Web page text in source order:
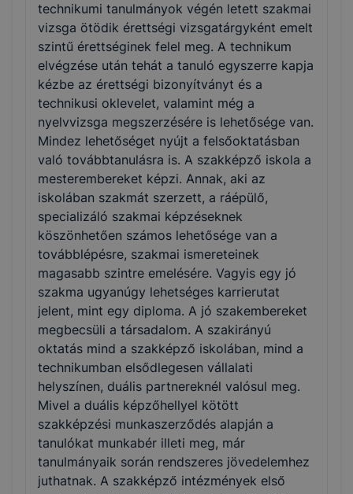
technikumi tanulmányok végén letett szakmai
vizsga ötödik érettségi vizsgatárgyként emelt
szintű érettséginek felel meg. A technikum
elvégzése után tehát a tanuló egyszerre kapja
kézbe az érettségi bizonyítványt és a
technikusi oklevelet, valamint még a
nyelvvizsga megszerzésére is lehetősége van.
Mindez lehetőséget nyújt a felsőoktatásban
való továbbtanulásra is. A szakképző iskola a
mesterembereket képzi. Annak, aki az
iskolában szakmát szerzett, a ráépülő,
specializáló szakmai képzéseknek
köszönhetően számos lehetősége van a
továbblépésre, szakmai ismereteinek
magasabb szintre emelésére. Vagyis egy jó
szakma ugyanúgy lehetséges karrierutat
jelent, mint egy diploma. A jó szakembereket
megbecsüli a társadalom. A szakirányú
oktatás mind a szakképző iskolában, mind a
technikumban elsődlegesen vállalati
helyszínen, duális partnereknél valósul meg.
Mivel a duális képzőhellyel kötött
szakképzési munkaszerződés alapján a
tanulókat munkabér illeti meg, már
tanulmányaik során rendszeres jövedelemhez
juthatnak. A szakképző intézmények első